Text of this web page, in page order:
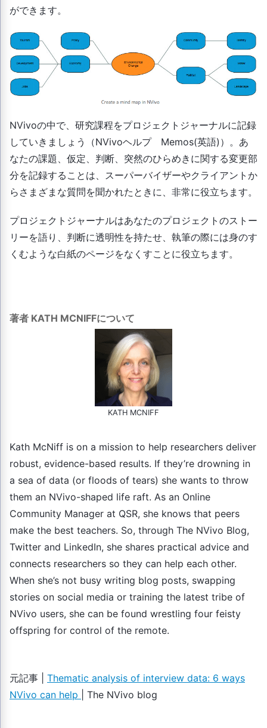
ができます。
NVivoの中で、研究課程をプロジェクトジャーナルに記録
していきましょう（NVivoヘルプ Memos(英語)）。あ
なたの課題、仮定、判断、突然のひらめきに関する変更部
分を記録することは、スーパーバイザーやクライアントか
らさまざまな質問を聞かれたときに、非常に役立ちます。
プロジェクトジャーナルはあなたのプロジェクトのストー
リーを語り、判断に透明性を持たせ、執筆の際には身のす
くむような白紙のページをなくすことに役立ちます。
著者 KATH MCNIFFについて
KATH MCNIFF
Kath McNiff is on a mission to help researchers deliver
robust, evidence-based results. If they’re drowning in
a sea of data (or floods of tears) she wants to throw
them an NVivo-shaped life raft. As an Online
Community Manager at QSR, she knows that peers
make the best teachers. So, through The NVivo Blog,
Twitter and LinkedIn, she shares practical advice and
connects researchers so they can help each other.
When she’s not busy writing blog posts, swapping
stories on social media or training the latest tribe of
NVivo users, she can be found wrestling four feisty
offspring for control of the remote.
元記事 | Thematic analysis of interview data: 6 ways
NVivo can help
| The NVivo blog